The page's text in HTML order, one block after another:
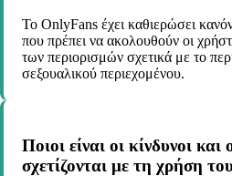
Το OnlyFans έχει καθιερώσει
που πρέπει να ακολουθούν οι
των περιορισμών σχετικά με το
σεξουαλικού περιεχομένου.
Ποιοι είναι οι κίνδυνοι και
σχετίζονται με τη χρήση